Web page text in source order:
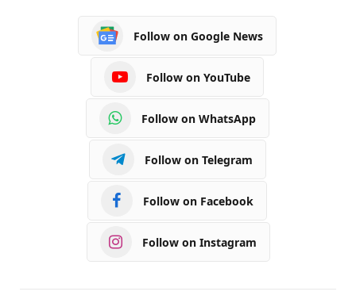
Follow on Google News
Follow on YouTube
Follow on WhatsApp
Follow on Telegram
Follow on Facebook
Follow on Instagram